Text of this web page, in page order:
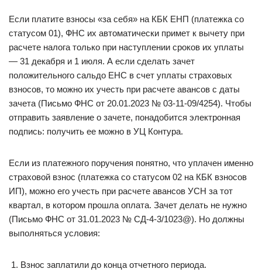
Если платите взносы «за себя» на КБК ЕНП (платежка со
статусом 01), ФНС их автоматически примет к вычету при
расчете налога только при наступлении сроков их уплаты
— 31 декабря и 1 июля. А если сделать зачет
положительного сальдо ЕНС в счет уплаты страховых
взносов, то можно их учесть при расчете авансов с даты
зачета (Письмо ФНС от 20.01.2023 № 03-11-09/4254). Чтобы
отправить заявление о зачете, понадобится электронная
подпись: получить ее можно в УЦ Контура.
Если из платежного поручения понятно, что уплачен именно
страховой взнос (платежка со статусом 02 на КБК взносов
ИП), можно его учесть при расчете авансов УСН за тот
квартал, в котором прошла оплата. Зачет делать не нужно
(Письмо ФНС от 31.01.2023 № СД-4-3/1023@). Но должны
выполняться условия:
Взнос заплатили до конца отчетного периода.